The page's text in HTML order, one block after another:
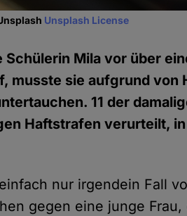
Unsplash License
Schülerin Mila vor über
musste sie aufgrund von
11 der
Haftstrafen verurteilt,
nur irgendein Fall
gegen eine junge